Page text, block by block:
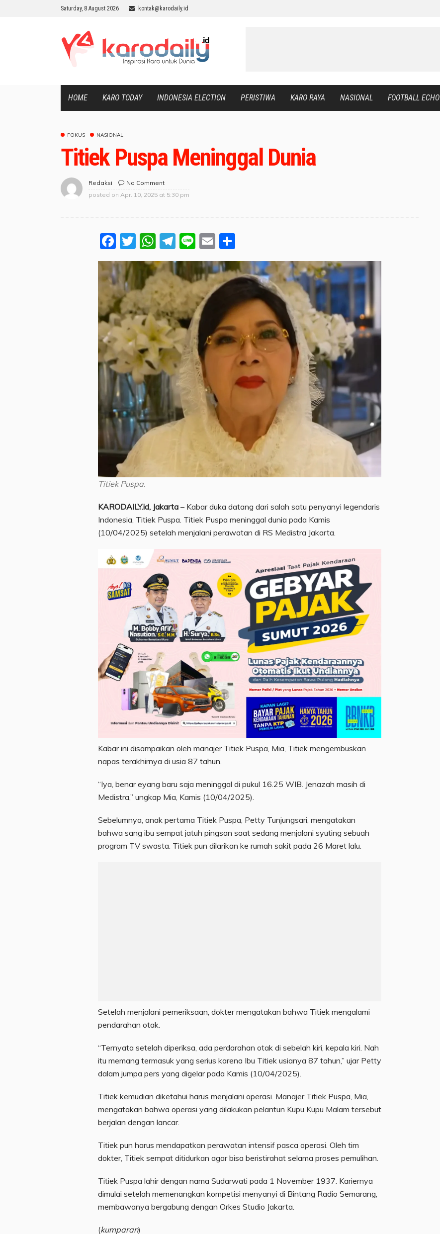
Saturday, 8 August 2026 kontak@karodaily.id
HOME KARO TODAY INDONESIA ELECTION PERISTIWA KARO RAYA NASIONAL FOOTBALL ECHO
FOKUS NASIONAL
Titiek Puspa Meninggal Dunia
Redaksi
No Comment
posted on Apr. 10, 2025 at 5:30 pm
Facebook
Twitter
WhatsApp
Telegram
LineEmail
Titiek Puspa.
KARODAILY.id, Jakarta – Kabar duka datang dari salah satu penyanyi legendaris
Indonesia, Titiek Puspa. Titiek Puspa meninggal dunia pada Kamis
(10/04/2025) setelah menjalani perawatan di RS Medistra Jakarta.
Kabar ini disampaikan oleh manajer Titiek Puspa, Mia, Titiek mengembuskan
napas terakhirnya di usia 87 tahun.
“Iya, benar eyang baru saja meninggal di pukul 16.25 WIB. Jenazah masih di
Medistra,” ungkap Mia, Kamis (10/04/2025).
Sebelumnya, anak pertama Titiek Puspa, Petty Tunjungsari, mengatakan
bahwa sang ibu sempat jatuh pingsan saat sedang menjalani syuting sebuah
program TV swasta. Titiek pun dilarikan ke rumah sakit pada 26 Maret lalu.
Setelah menjalani pemeriksaan, dokter mengatakan bahwa Titiek mengalami
pendarahan otak.
“Ternyata setelah diperiksa, ada perdarahan otak di sebelah kiri, kepala kiri. Nah
itu memang termasuk yang serius karena Ibu Titiek usianya 87 tahun,” ujar Petty
dalam jumpa pers yang digelar pada Kamis (10/04/2025).
Titiek kemudian diketahui harus menjalani operasi. Manajer Titiek Puspa, Mia,
mengatakan bahwa operasi yang dilakukan pelantun Kupu Kupu Malam tersebut
berjalan dengan lancar.
Titiek pun harus mendapatkan perawatan intensif pasca operasi. Oleh tim
dokter, Titiek sempat ditidurkan agar bisa beristirahat selama proses pemulihan.
Titiek Puspa lahir dengan nama Sudarwati pada 1 November 1937. Kariernya
dimulai setelah memenangkan kompetisi menyanyi di Bintang Radio Semarang,
membawanya bergabung dengan Orkes Studio Jakarta.
(kumparan)